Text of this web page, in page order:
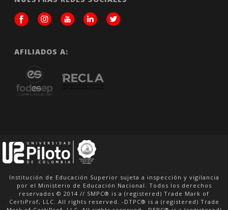
AFILIADOS A:
Institución de Educación Superior sujeta a inspección y vigilancia
por el Ministerio de Educación Nacional. Todos los derechos
reservados © 2014 // SMPC® is a (registered) Trade Mark of
CertiProf, LLC. All rights reserved. -DTPC® is a (registered) Trade